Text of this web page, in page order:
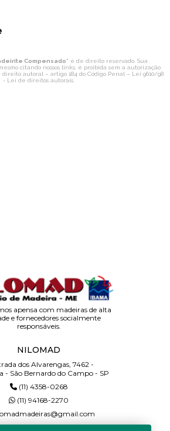
Compensado" é de direito reservado. Sua
citando nossos links, é proibida sem a autorização
autoral – artigo 184 do Código Penal – Lei 9610/98
- Lei de direitos autorais
apensa com madeiras de alta
e fornecedores socialmente
responsáveis.
NILOMAD
dos Alvarengas, 7462 -
- São Bernardo do Campo - SP
(11) 4358-0268
(11) 94168-2270